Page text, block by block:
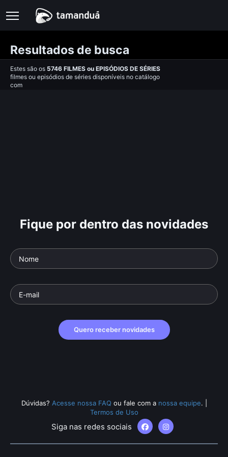
Resultados de busca
Estes são os 5746 FILMES ou EPISÓDIOS DE SÉRIES
filmes ou episódios de séries disponíveis no catálogo
com
Fique por dentro das novidades
Quero receber novidades
Dúvidas? Acesse nossa FAQ ou fale com a nossa equipe.
Termos de Uso
Siga nas redes sociais